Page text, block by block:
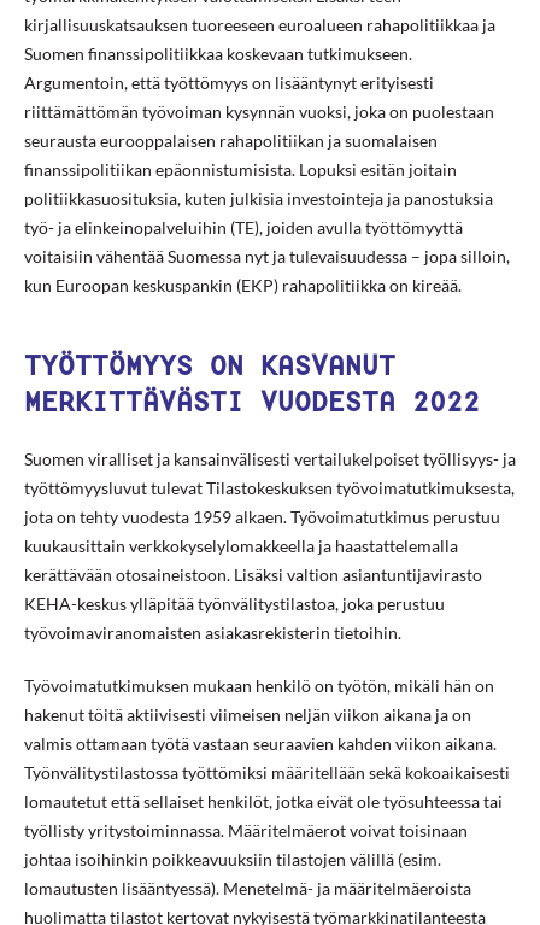
kirjallisuuskatsauksen tuoreeseen euroalueen rahapolitiikkaa ja
Suomen finanssipolitiikkaa koskevaan tutkimukseen.
Argumentoin, että työttömyys on lisääntynyt erityisesti
riittämättömän työvoiman kysynnän vuoksi, joka on puolestaan
seurausta eurooppalaisen rahapolitiikan ja suomalaisen
finanssipolitiikan epäonnistumisista. Lopuksi esitän joitain
politiikkasuosituksia, kuten julkisia investointeja ja panostuksia
työ- ja elinkeinopalveluihin (TE), joiden avulla työttömyyttä
voitaisiin vähentää Suomessa nyt ja tulevaisuudessa – jopa silloin,
kun Euroopan keskuspankin (EKP) rahapolitiikka on kireää.
TYÖTTÖMYYS ON KASVANUT
MERKITTÄVÄSTI VUODESTA 2022
Suomen viralliset ja kansainvälisesti vertailukelpoiset työllisyys- ja
työttömyysluvut tulevat Tilastokeskuksen työvoimatutkimuksesta,
jota on tehty vuodesta 1959 alkaen. Työvoimatutkimus perustuu
kuukausittain verkkokyselylomakkeella ja haastattelemalla
kerättävään otosaineistoon. Lisäksi valtion asiantuntijavirasto
KEHA-keskus ylläpitää työnvälitystilastoa, joka perustuu
työvoimaviranomaisten asiakasrekisterin tietoihin.
Työvoimatutkimuksen mukaan henkilö on työtön, mikäli hän on
hakenut töitä aktiivisesti viimeisen neljän viikon aikana ja on
valmis ottamaan työtä vastaan seuraavien kahden viikon aikana.
Työnvälitystilastossa työttömiksi määritellään sekä kokoaikaisesti
lomautetut että sellaiset henkilöt, jotka eivät ole työsuhteessa tai
työllisty yritystoiminnassa. Määritelmäerot voivat toisinaan
johtaa isoihinkin poikkeavuuksiin tilastojen välillä (esim.
lomautusten lisääntyessä). Menetelmä- ja määritelmäeroista
huolimatta tilastot kertovat nykyisestä työmarkkinatilanteesta